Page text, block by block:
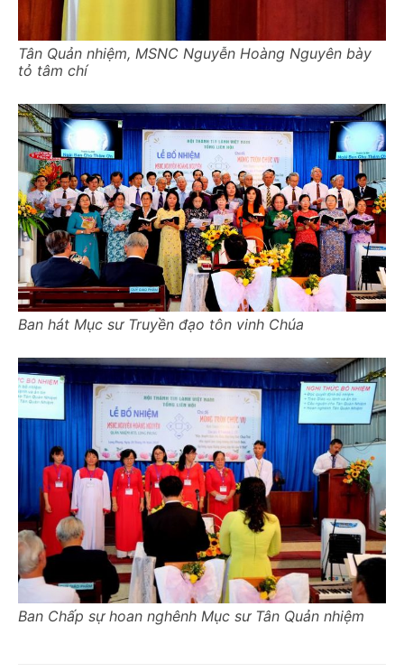
Tân Quản nhiệm, MSNC Nguyễn Hoàng Nguyên bày
tỏ tâm chí
Ban hát Mục sư Truyền đạo tôn vinh Chúa
Ban Chấp sự hoan nghênh Mục sư Tân Quản nhiệm